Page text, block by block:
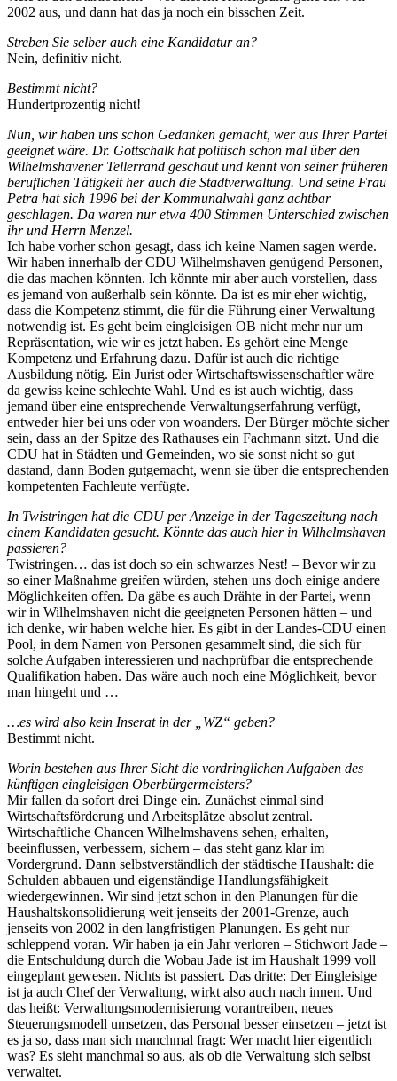
2002 aus, und dann hat das ja noch ein bisschen Zeit.
Streben Sie selber auch eine Kandidatur an?
Nein, definitiv nicht.
Bestimmt nicht?
Hundertprozentig nicht!
Nun, wir haben uns schon Gedanken gemacht, wer aus Ihrer Partei
geeignet wäre. Dr. Gottschalk hat politisch schon mal über den
Wilhelmshavener Tellerrand geschaut und kennt von seiner früheren
beruflichen Tätigkeit her auch die Stadtverwaltung. Und seine Frau
Petra hat sich 1996 bei der Kommunalwahl ganz achtbar
geschlagen. Da waren nur etwa 400 Stimmen Unterschied zwischen
ihr und Herrn Menzel.
Ich habe vorher schon gesagt, dass ich keine Namen sagen werde.
Wir haben innerhalb der CDU Wilhelmshaven genügend Personen,
die das machen könnten. Ich könnte mir aber auch vorstellen, dass
es jemand von außerhalb sein könnte. Da ist es mir eher wichtig,
dass die Kompetenz stimmt, die für die Führung einer Verwaltung
notwendig ist. Es geht beim eingleisigen OB nicht mehr nur um
Repräsentation, wie wir es jetzt haben. Es gehört eine Menge
Kompetenz und Erfahrung dazu. Dafür ist auch die richtige
Ausbildung nötig. Ein Jurist oder Wirtschaftswissenschaftler wäre
da gewiss keine schlechte Wahl. Und es ist auch wichtig, dass
jemand über eine entsprechende Verwaltungserfahrung verfügt,
entweder hier bei uns oder von woanders. Der Bürger möchte sicher
sein, dass an der Spitze des Rathauses ein Fachmann sitzt. Und die
CDU hat in Städten und Gemeinden, wo sie sonst nicht so gut
dastand, dann Boden gutgemacht, wenn sie über die entsprechenden
kompetenten Fachleute verfügte.
In Twistringen hat die CDU per Anzeige in der Tageszeitung nach
einem Kandidaten gesucht. Könnte das auch hier in Wilhelmshaven
passieren?
Twistringen… das ist doch so ein schwarzes Nest! – Bevor wir zu
so einer Maßnahme greifen würden, stehen uns doch einige andere
Möglichkeiten offen. Da gäbe es auch Drähte in der Partei, wenn
wir in Wilhelmshaven nicht die geeigneten Personen hätten – und
ich denke, wir haben welche hier. Es gibt in der Landes-CDU einen
Pool, in dem Namen von Personen gesammelt sind, die sich für
solche Aufgaben interessieren und nachprüfbar die entsprechende
Qualifikation haben. Das wäre auch noch eine Möglichkeit, bevor
man hingeht und …
…es wird also kein Inserat in der „WZ“ geben?
Bestimmt nicht.
Worin bestehen aus Ihrer Sicht die vordringlichen Aufgaben des
künftigen eingleisigen Oberbürgermeisters?
Mir fallen da sofort drei Dinge ein. Zunächst einmal sind
Wirtschaftsförderung und Arbeitsplätze absolut zentral.
Wirtschaftliche Chancen Wilhelmshavens sehen, erhalten,
beeinflussen, verbessern, sichern – das steht ganz klar im
Vordergrund. Dann selbstverständlich der städtische Haushalt: die
Schulden abbauen und eigenständige Handlungsfähigkeit
wiedergewinnen. Wir sind jetzt schon in den Planungen für die
Haushaltskonsolidierung weit jenseits der 2001-Grenze, auch
jenseits von 2002 in den langfristigen Planungen. Es geht nur
schleppend voran. Wir haben ja ein Jahr verloren – Stichwort Jade –
die Entschuldung durch die Wobau Jade ist im Haushalt 1999 voll
eingeplant gewesen. Nichts ist passiert. Das dritte: Der Eingleisige
ist ja auch Chef der Verwaltung, wirkt also auch nach innen. Und
das heißt: Verwaltungsmodernisierung vorantreiben, neues
Steuerungsmodell umsetzen, das Personal besser einsetzen – jetzt ist
es ja so, dass man sich manchmal fragt: Wer macht hier eigentlich
was? Es sieht manchmal so aus, als ob die Verwaltung sich selbst
verwaltet.